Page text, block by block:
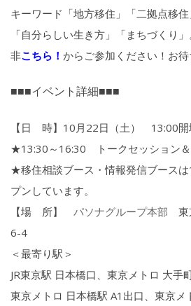
キーワード「地方移住」「二拠点移住
「自分らしい生き方」「まちづくり
非こちら！ から ご参加ください！お待
■■■イベント詳細■■■
【日 時】10月22日（土） 13:00
★13:30～16:30 トークセッション＆
★移住相談ブース・情報発信ブース
プンしています。
【場 所】 パソナグループ本部 東
6-4
＜最寄り駅＞
JR東京駅 日本橋口、東京メトロ 大手
東京メトロ 日本橋駅 A1出口、東京メ